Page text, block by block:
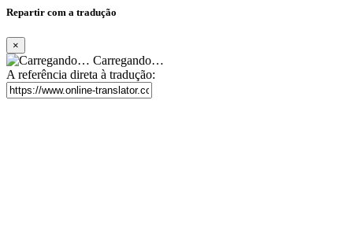
Repartir com a tradução
×
Carregando…
A referência direta à tradução: